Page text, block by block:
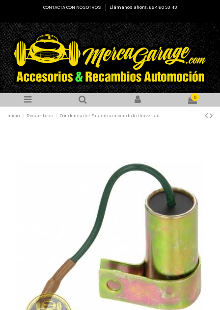
CONTACTA CON NOSOTROS
Llámanos ahora: 624 60 53 43
0
Inicio Recambios Condensador Sistema encendido Universal